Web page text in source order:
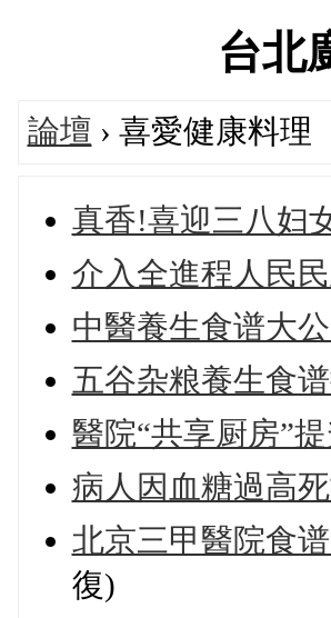
台北
論壇 › 喜愛健康料理
真香!喜迎三八妇
介入全進程人民
中醫養生食谱大
五谷杂粮養生食
醫院“共享厨房”
病人因血糖過高
北京三甲醫院食
復)